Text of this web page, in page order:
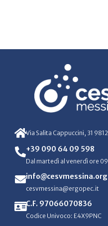
Via Salita Cappuccini, 31
+39 090 64 09 598
Dal martedì al venerdì ore
info@cesvmessina.org
cesvmessina@ergopec.it
C.F. 97066070836
Codice Univoco: E4X9PNC